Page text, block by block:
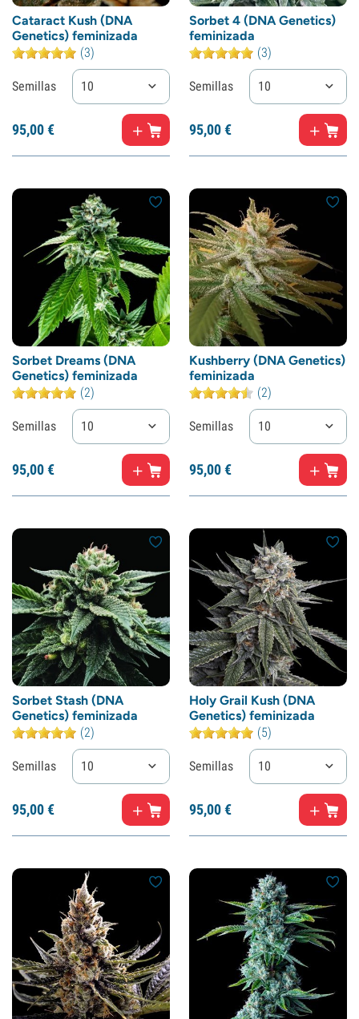
Cataract Kush (DNA
Genetics) feminizada
(3)
Semillas 10
95,00€
Sorbet 4 (DNA Genetics)
feminizada
(3)
Semillas 10
95,00€
Sorbet Dreams (DNA
Genetics) feminizada
(2)
Semillas 10
95,00€
Kushberry (DNA Genetics)
feminizada
(2)
Semillas 10
95,00€
Sorbet Stash (DNA
Genetics) feminizada
(2)
Semillas 10
95,00€
Holy Grail Kush (DNA
Genetics) feminizada
(5)
Semillas 10
95,00€